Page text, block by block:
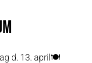
d. 13. april🍽️